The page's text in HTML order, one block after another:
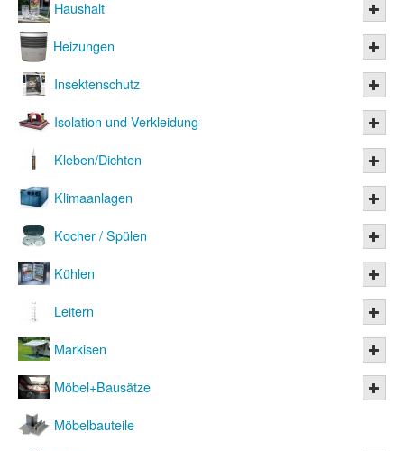
Haushalt
Heizungen
Insektenschutz
Isolation und Verkleidung
Kleben/Dichten
Klimaanlagen
Kocher / Spülen
Kühlen
Leitern
Markisen
Möbel+Bausätze
Möbelbauteile